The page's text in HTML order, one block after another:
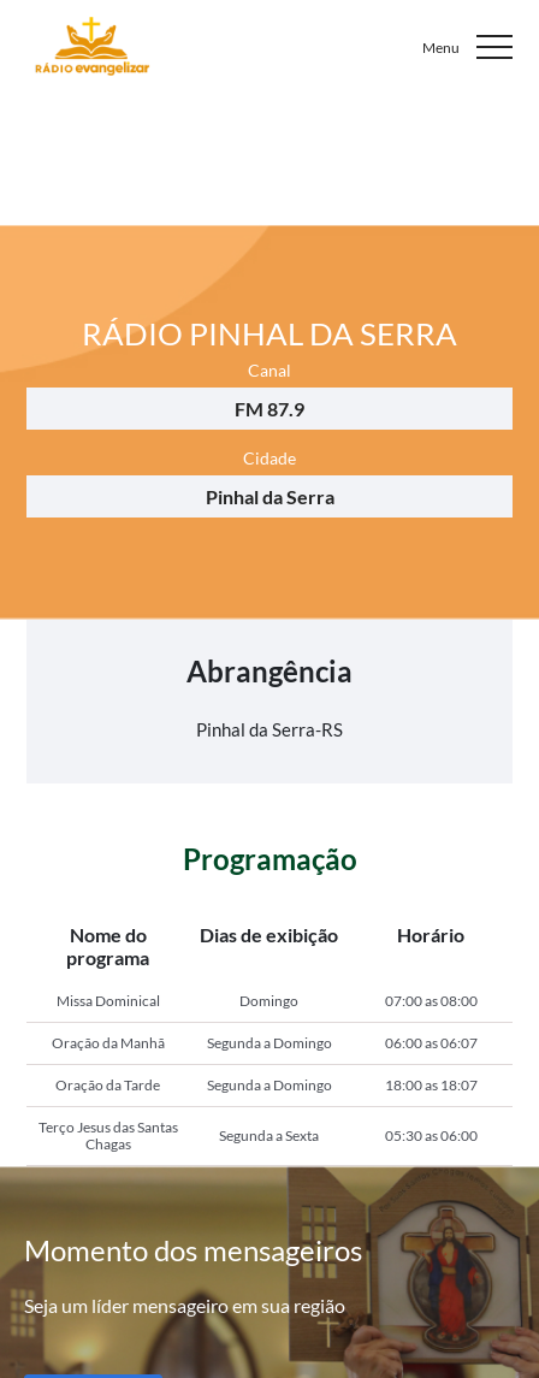
RÁDIO PINHAL DA SERRA
Canal
FM 87.9
Cidade
Pinhal da Serra
Abrangência
Pinhal da Serra-RS
Programação
Nome do
programa
Dias de exibição Horário
Missa Dominical Domingo 07:00 as 08:00
Oração da Manhã Segunda a Domingo 06:00 as 06:07
Oração da Tarde Segunda a Domingo 18:00 as 18:07
Terço Jesus das Santas
Chagas
Segunda a Sexta 05:30 as 06:00
Momentodos mensageiros
Seja um líder mensageiro em sua região